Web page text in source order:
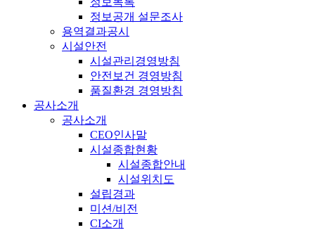
정보공개 설문조사
용역결과공시
시설안전
시설관리경영방침
안전보건 경영방침
품질환경 경영방침
공사소개
공사소개
CEO인사말
시설종합현황
시설종합안내
시설위치도
설립경과
미션/비전
CI소개